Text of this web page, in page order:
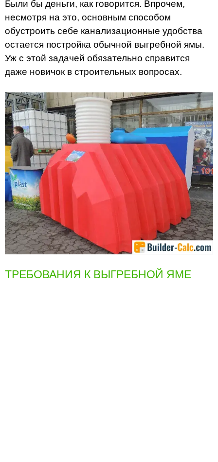
Были бы деньги, как говорится. Впрочем,
несмотря на это, основным способом
обустроить себе канализационные удобства
остается постройка обычной выгребной ямы.
Уж с этой задачей обязательно справится
даже новичок в строительных вопросах.
ТРЕБОВАНИЯ К ВЫГРЕБНОЙ ЯМЕ